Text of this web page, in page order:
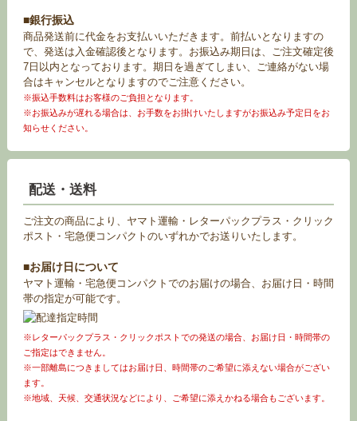
■銀行振込
商品発送前に代金をお支払いいただきます。前払いとなりますの
で、発送は入金確認後となります。お振込み期日は、ご注文確定後
7日以内となっております。期日を過ぎてしまい、ご連絡がない場
合はキャンセルとなりますのでご注意ください。
※振込手数料はお客様のご負担となります。
※お振込みが遅れる場合は、お手数をお掛けいたしますがお振込み予定日をお
知らせください。
配送・送料
ご注文の商品により、ヤマト運輸・レターパックプラス・クリック
ポスト・宅急便コンパクトのいずれかでお送りいたします。
■お届け日について
ヤマト運輸・宅急便コンパクトでのお届けの場合、お届け日・時間
帯の指定が可能です。
※レターパックプラス・クリックポストでの発送の場合、お届け日・時間帯の
ご指定はできません。
※一部離島につきましてはお届け日、時間帯のご希望に添えない場合がござい
ます。
※地域、天候、交通状況などにより、ご希望に添えかねる場合もございます。